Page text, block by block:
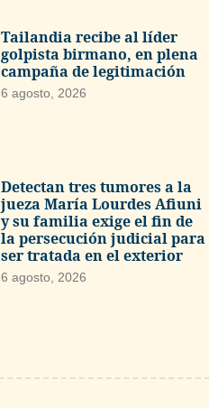
Tailandia recibe al líder
golpista birmano, en plena
campaña de legitimación
6 agosto, 2026
Detectan tres tumores a la
jueza María Lourdes Afiuni
y su familia exige el fin de
la persecución judicial para
ser tratada en el exterior
6 agosto, 2026